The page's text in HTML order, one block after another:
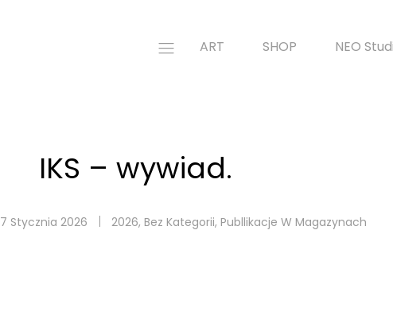
ART SHOP NEO
IKS – wywiad.
7 Stycznia 2026 2026, Bez Kategorii, Publlikacje W Magazynach